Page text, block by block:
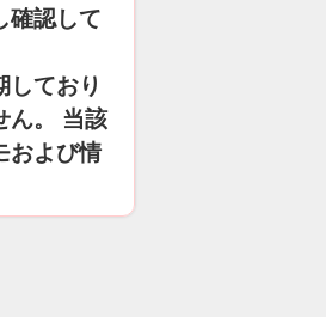
確認して
しており
ん。 当該
および情